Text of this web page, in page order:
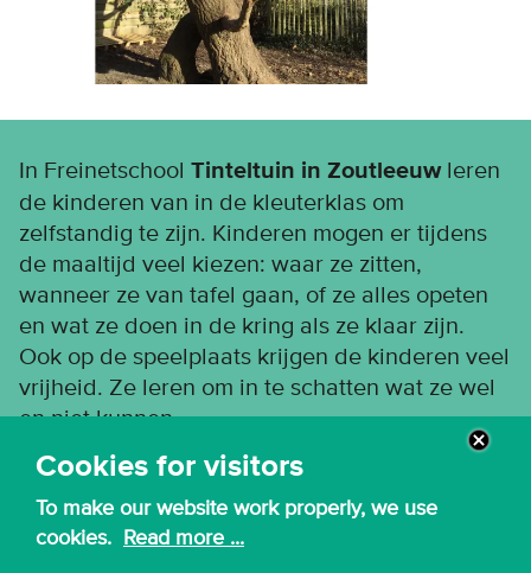
Cookies for visitors
To make our website work properly, we use
cookies. Read more ...
In Freinetschool Tinteltuin in Zoutleeuwleren
de kinderen van in de kleuterklas om
zelfstandig te zijn. Kinderen mogen er tijdens
de maaltijd veel kiezen: waar ze zitten,
wanneer ze van tafel gaan, of ze alles opeten
en wat ze doen in de kring als ze klaar zijn.
Ook op de speelplaats krijgen de kinderen veel
vrijheid. Ze leren om in te schatten wat ze wel
en niet kunnen.